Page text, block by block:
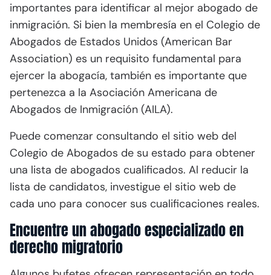
importantes para identificar al mejor abogado de
inmigración. Si bien la membresía en el Colegio de
Abogados de Estados Unidos (American Bar
Association) es un requisito fundamental para
ejercer la abogacía, también es importante que
pertenezca a la Asociación Americana de
Abogados de Inmigración (AILA).
Puede comenzar consultando el sitio web del
Colegio de Abogados de su estado para obtener
una lista de abogados cualificados. Al reducir la
lista de candidatos, investigue el sitio web de
cada uno para conocer sus cualificaciones reales.
Encuentre un abogado especializado en
derecho migratorio